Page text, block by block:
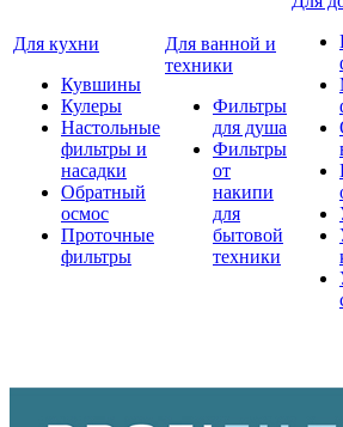
Для кухни
Кувшины
Кулеры
Настольные
фильтры и
насадки
Обратный
осмос
Проточные
фильтры
Для ванной и
техники
Фильтры
для душа
Фильтры
от
накипи
для
бытовой
техники